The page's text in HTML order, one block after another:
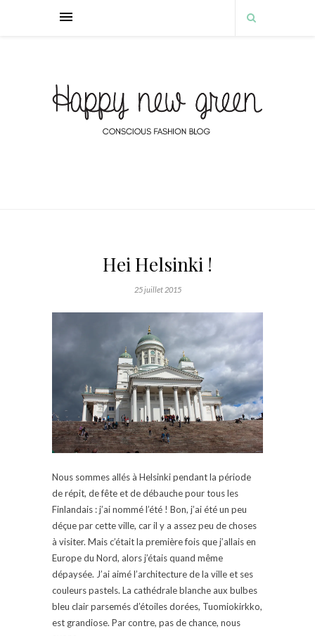
Hei Helsinki !
25 juillet 2015
Nous sommes allés à Helsinki pendant la période
de répit, de fête et de débauche pour tous les
Finlandais : j’ai nommé l’été ! Bon, j’ai été un peu
déçue par cette ville, car il y a assez peu de choses
à visiter. Mais c’était la première fois que j’allais en
Europe du Nord, alors j’étais quand même
dépaysée. J’ai aimé l’architecture de la ville et ses
couleurs pastels. La cathédrale blanche aux bulbes
bleu clair parsemés d’étoiles dorées, Tuomiokirkko,
est grandiose. Par contre, pas de chance, nous